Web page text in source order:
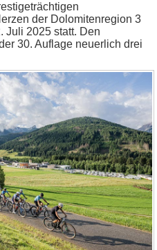
der Dolomitenregion 3
Juli 2025 statt. Den
30. Auflage neuerlich drei